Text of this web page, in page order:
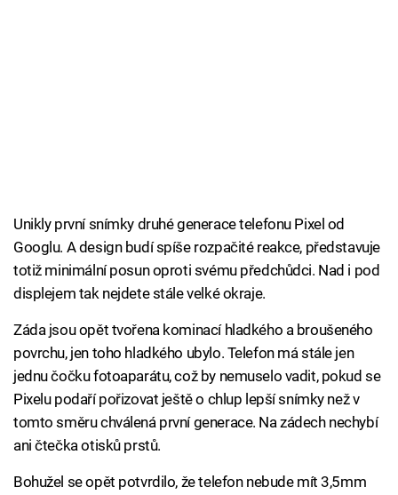
Unikly první snímky druhé generace telefonu Pixel od
Googlu. A design budí spíše rozpačité reakce, představuje
totiž minimální posun oproti svému předchůdci. Nad i pod
displejem tak nejdete stále velké okraje.
Záda jsou opět tvořena kominací hladkého a broušeného
povrchu, jen toho hladkého ubylo. Telefon má stále jen
jednu čočku fotoaparátu, což by nemuselo vadit, pokud se
Pixelu podaří pořizovat ještě o chlup lepší snímky než v
tomto směru chválená první generace. Na zádech nechybí
ani čtečka otisků prstů.
Bohužel se opět potvrdilo, že telefon nebude mít 3,5mm